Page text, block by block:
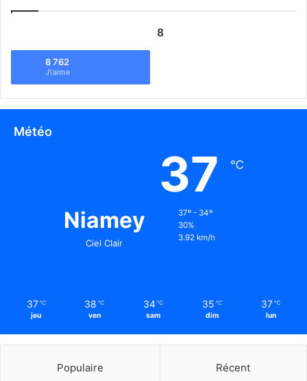
8
8 762
J\'aime
Météo
Niamey
Ciel Clair
37 ℃
37º - 34º
30%
3.92 km/h
37 ℃
jeu
38 ℃
ven
34 ℃
sam
35 ℃
dim
37 ℃
lun
Populaire Récent